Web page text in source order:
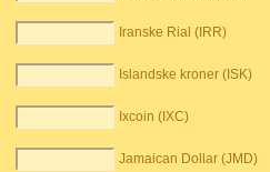
Iranske Rial (IRR)
Islandske kroner (ISK)
Ixcoin (IXC)
Jamaican Dollar (JMD)